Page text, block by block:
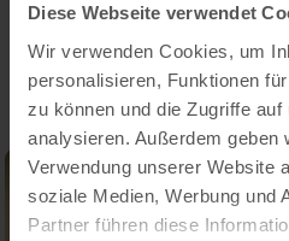
Diese Webseite verwendet
Wir verwenden Cookies, um
personalisieren, Funktionen
zu können und die Zugriffe
analysieren. Außerdem geben
Verwendung unserer Website
soziale Medien, Werbung und
Partner führen diese